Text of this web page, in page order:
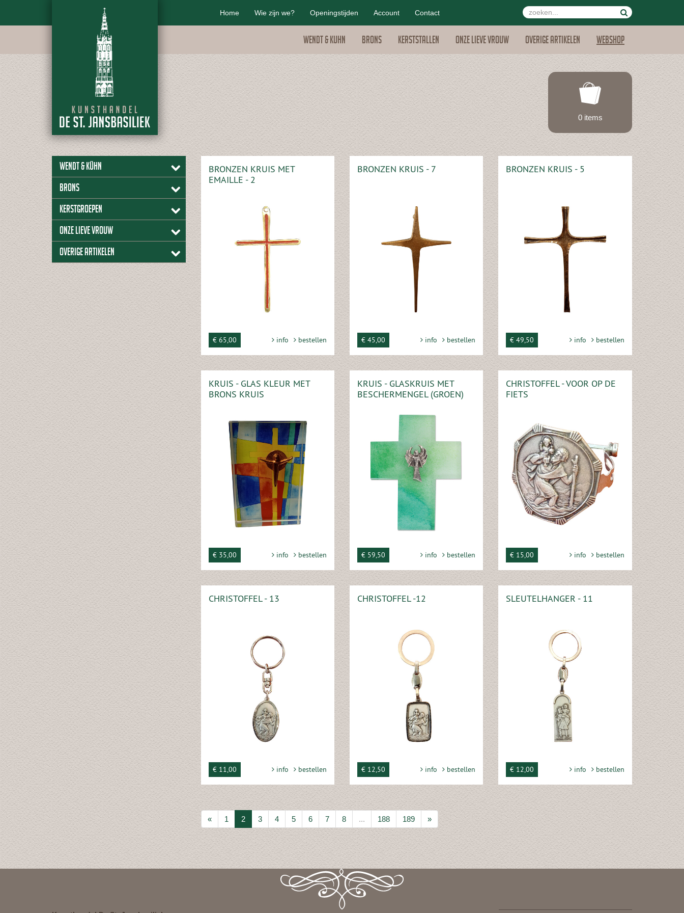
Home Wie zijn we? Openingstijden Account Contact
Wendt & Kuhn Brons Kerststallen Onze lieve vrouw Overige artikelen Webshop
0 items
Wendt & Kühn
Brons
Kerstgroepen
Onze lieve vrouw
Overige artikelen
BRONZEN KRUIS MET
EMAILLE - 2
€ 65,00 info bestellen
BRONZEN KRUIS - 7
€ 45,00 info bestellen
BRONZEN KRUIS - 5
€ 49,50 info bestellen
KRUIS - GLAS KLEUR MET
BRONS KRUIS
€ 35,00 info bestellen
KRUIS - GLASKRUIS MET
BESCHERMENGEL (GROEN)
€ 59,50 info bestellen
CHRISTOFFEL - VOOR OP DE
FIETS
€ 15,00 info bestellen
CHRISTOFFEL - 13
€ 11,00 info bestellen
CHRISTOFFEL -12
€ 12,50 info bestellen
SLEUTELHANGER - 11
€ 12,00 info bestellen
« 1 2 3 4 5 6 7 8 ... 188 189 »